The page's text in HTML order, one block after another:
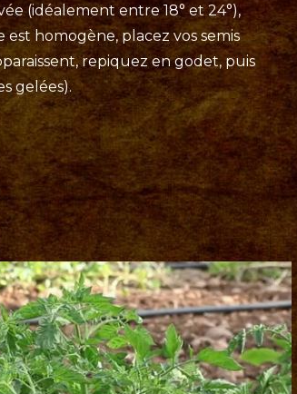
(idéalement entre 18° et 24°),
homogène, placez vos semis
repiquez en godet, puis
gelées).